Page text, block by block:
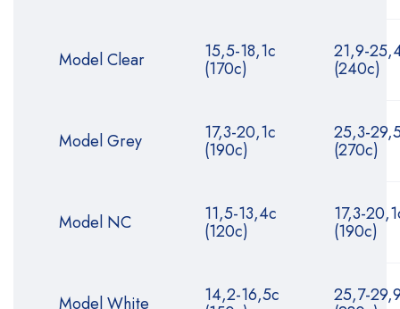
Model Clear 15,5-18,1с
(170с)
21,9-
(240с)
Model Grey 17,3-20,1с
(190с)
25,3-
(270с)
Model NC 11,5-13,4с
(120с)
17,3-
(190с)
Model White 14,2-16,5с 25,7-